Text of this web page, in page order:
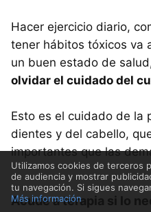
Hacer ejercicio diario,
tener hábitos tóxicos va
un buen estado de
olvidar el cuidado del
Esto es el cuidado de la
dientes y del cabello,
importantes que las
Acude a terapia si lo
Utilizamos cookies de terceros
de audiencia y mostrar
tu navegación. Si sigues
Más información